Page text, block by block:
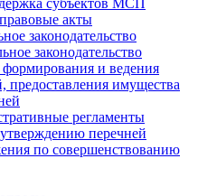
субъектов МСП
акты
законодательство
законодательство
и ведения
предоставления имущества
регламенты
перечней
по совершенствованию